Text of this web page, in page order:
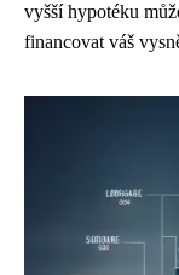
vyšší hypotéku
financovat váš